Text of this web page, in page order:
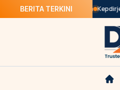
BERITA TERKINI
di Coretax? Ini Solusinya Kepdirjen